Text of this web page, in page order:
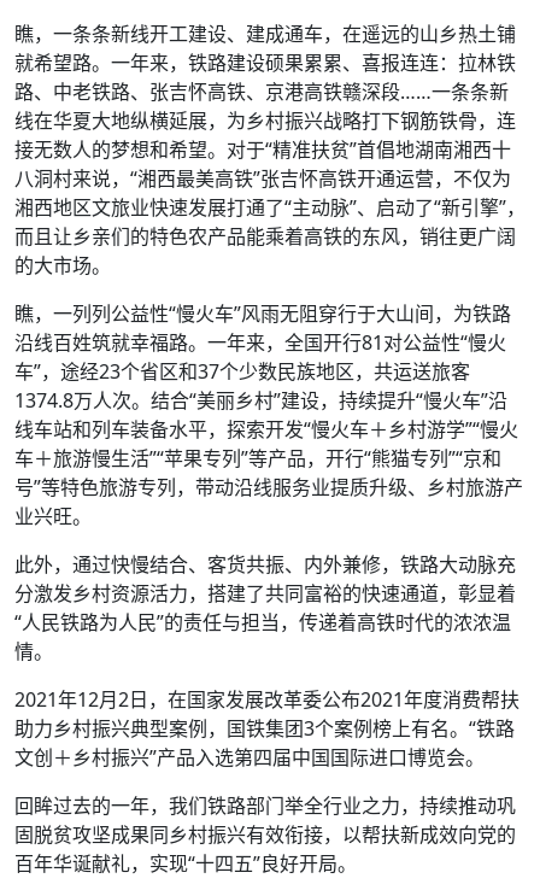
瞧，一条条新线开工建设、建成通车，在遥远的山乡热土铺
就希望路。一年来，铁路建设硕果累累、喜报连连：拉林铁
路、中老铁路、张吉怀高铁、京港高铁赣深段……一条条新
线在华夏大地纵横延展，为乡村振兴战略打下钢筋铁骨，连
接无数人的梦想和希望。对于“精准扶贫”首倡地湖南湘西十
八洞村来说，“湘西最美高铁”张吉怀高铁开通运营，不仅为
湘西地区文旅业快速发展打通了“主动脉”、启动了“新引擎”，
而且让乡亲们的特色农产品能乘着高铁的东风，销往更广阔
的大市场。
瞧，一列列公益性“慢火车”风雨无阻穿行于大山间，为铁路
沿线百姓筑就幸福路。一年来，全国开行81对公益性“慢火
车”，途经23个省区和37个少数民族地区，共运送旅客
1374.8万人次。结合“美丽乡村”建设，持续提升“慢火车”沿
线车站和列车装备水平，探索开发“慢火车＋乡村游学”“慢火
车＋旅游慢生活”“苹果专列”等产品，开行“熊猫专列”“京和
号”等特色旅游专列，带动沿线服务业提质升级、乡村旅游产
业兴旺。
此外，通过快慢结合、客货共振、内外兼修，铁路大动脉充
分激发乡村资源活力，搭建了共同富裕的快速通道，彰显着
“人民铁路为人民”的责任与担当，传递着高铁时代的浓浓温
情。
2021年12月2日，在国家发展改革委公布2021年度消费帮扶
助力乡村振兴典型案例，国铁集团3个案例榜上有名。“铁路
文创＋乡村振兴”产品入选第四届中国国际进口博览会。
回眸过去的一年，我们铁路部门举全行业之力，持续推动巩
固脱贫攻坚成果同乡村振兴有效衔接，以帮扶新成效向党的
百年华诞献礼，实现“十四五”良好开局。